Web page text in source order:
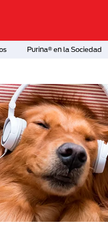
Purina® en la Sociedad